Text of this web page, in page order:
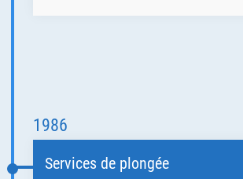
1986
Services de plongée